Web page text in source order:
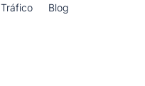
Tráfico Blog